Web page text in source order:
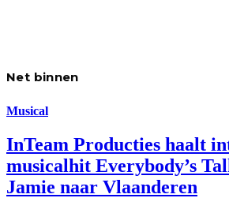
Net binnen
Musical
InTeam Producties haalt
musicalhit Everybody’s
Jamie naar Vlaanderen